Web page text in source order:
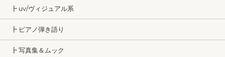
┣ uv/ヴィジュアル系
┣ ピアノ弾き語り
┣ 写真集＆ムック